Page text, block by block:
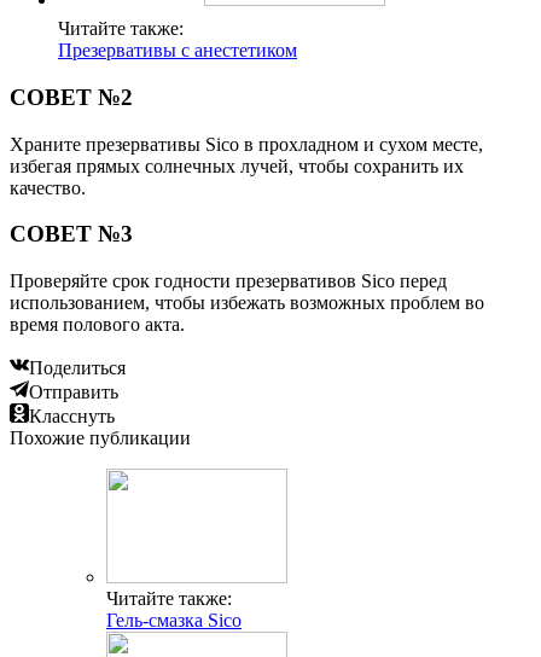
Читайте также:
Презервативы с анестетиком
СОВЕТ №2
Храните презервативы Sico в прохладном и сухом месте,
избегая прямых солнечных лучей, чтобы сохранить их
качество.
СОВЕТ №3
Проверяйте срок годности презервативов Sico перед
использованием, чтобы избежать возможных проблем во
время полового акта.
Поделиться
Отправить
Класснуть
Похожие публикации
Читайте также:
Гель-смазка Sico